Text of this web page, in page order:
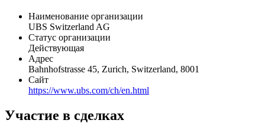
Наименование организации
UBS Switzerland AG
Статус организации
Действующая
Адрес
Bahnhofstrasse 45, Zurich, Switzerland, 8001
Сайт
https://www.ubs.com/ch/en.html
Участие в сделках